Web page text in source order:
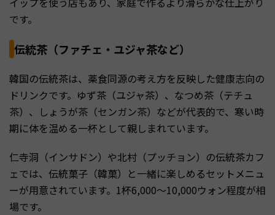
です。
伝統茶（ファチェ・ユジャ茶など）
韓国の伝統茶は、薬食同源の考え方を反映した健康志向の
ドリンクです。ゆず茶（ユジャ茶）、なつめ茶（テチュ
茶）、しょうが茶（センガン茶）などが代表的で、寒い時
期に体を温める一杯として親しまれています。
仁寺洞（インサドン）や北村（プッチョン）の伝統茶カフ
ェでは、伝統菓子（韓菓）と一緒に楽しめるセットメニュ
ーが用意されています。1杯6,000〜10,000ウォン程度が相
場です。